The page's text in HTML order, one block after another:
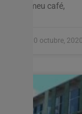
meu café,
30 octubre, 2020